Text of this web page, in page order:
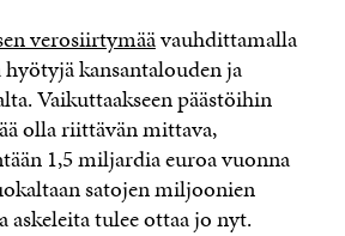
verosiirtymäävauhdittamalla
kansantalouden ja
Vaikuttaakseen päästöihin
olla riittävän mittava,
1,5 miljardia euroa vuonna
satojen miljoonien
askeleita tulee ottaa jo nyt.